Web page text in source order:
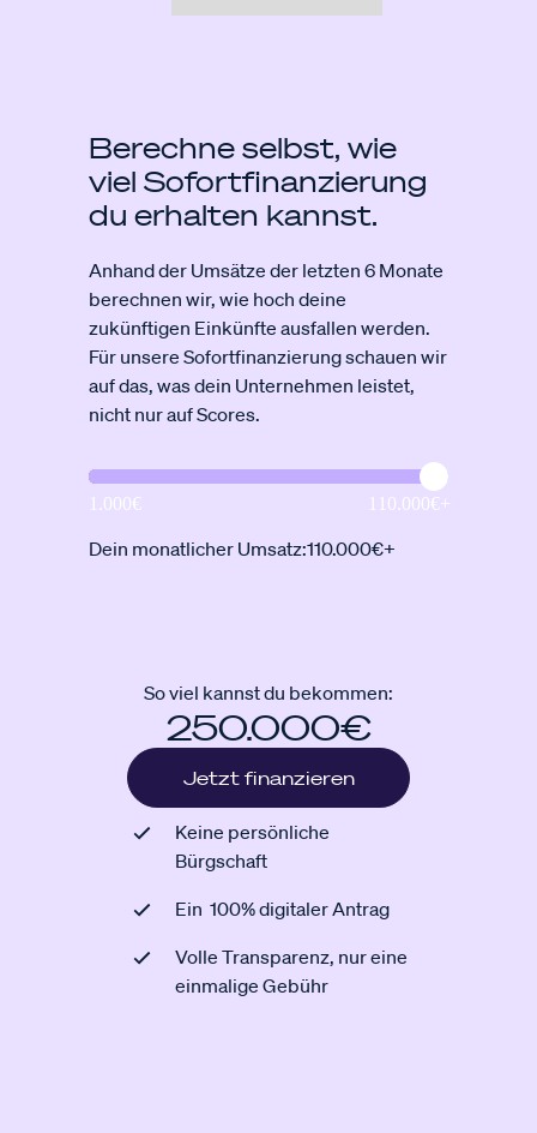
Berechne selbst, wie
viel Sofort­finanzierung
du erhalten kannst.
Anhand der Umsätze der letzten 6 Monate
berechnen wir, wie hoch deine
zukünftigen Einkünfte ausfallen werden.
Für unsere Sofortfinanzierung schauen wir
auf das, was dein Unternehmen leistet,
nicht nur auf Scores.
Dein monatlicher Umsatz:110.000€+
So viel kannst du bekommen:
250.000€
Jetzt finanzieren
Keine persönliche
Bürgschaft
Ein 100% digitaler Antrag
Volle Transparenz, nur eine
einmalige Gebühr